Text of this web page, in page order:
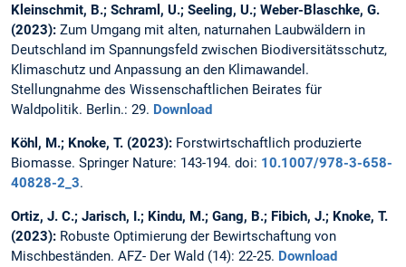
Kleinschmit, B.; Schraml, U.; Seeling, U.; Weber-Blaschke, G.
(2023): Zum Umgang mit alten, naturnahen Laubwäldern in
Deutschland im Spannungsfeld zwischen Biodiversitätsschutz,
Klimaschutz und Anpassung an den Klimawandel.
Stellungnahme des Wissenschaftlichen Beirates für
Waldpolitik. Berlin.: 29. Download
Köhl, M.; Knoke, T. (2023): Forstwirtschaftlich produzierte
Biomasse. Springer Nature: 143-194. doi: 10.1007/978-3-658-
40828-2_3.
Ortiz, J. C.; Jarisch, I.; Kindu, M.; Gang, B.; Fibich, J.; Knoke, T.
(2023): Robuste Optimierung der Bewirtschaftung von
Mischbeständen. AFZ- Der Wald (14): 22-25. Download